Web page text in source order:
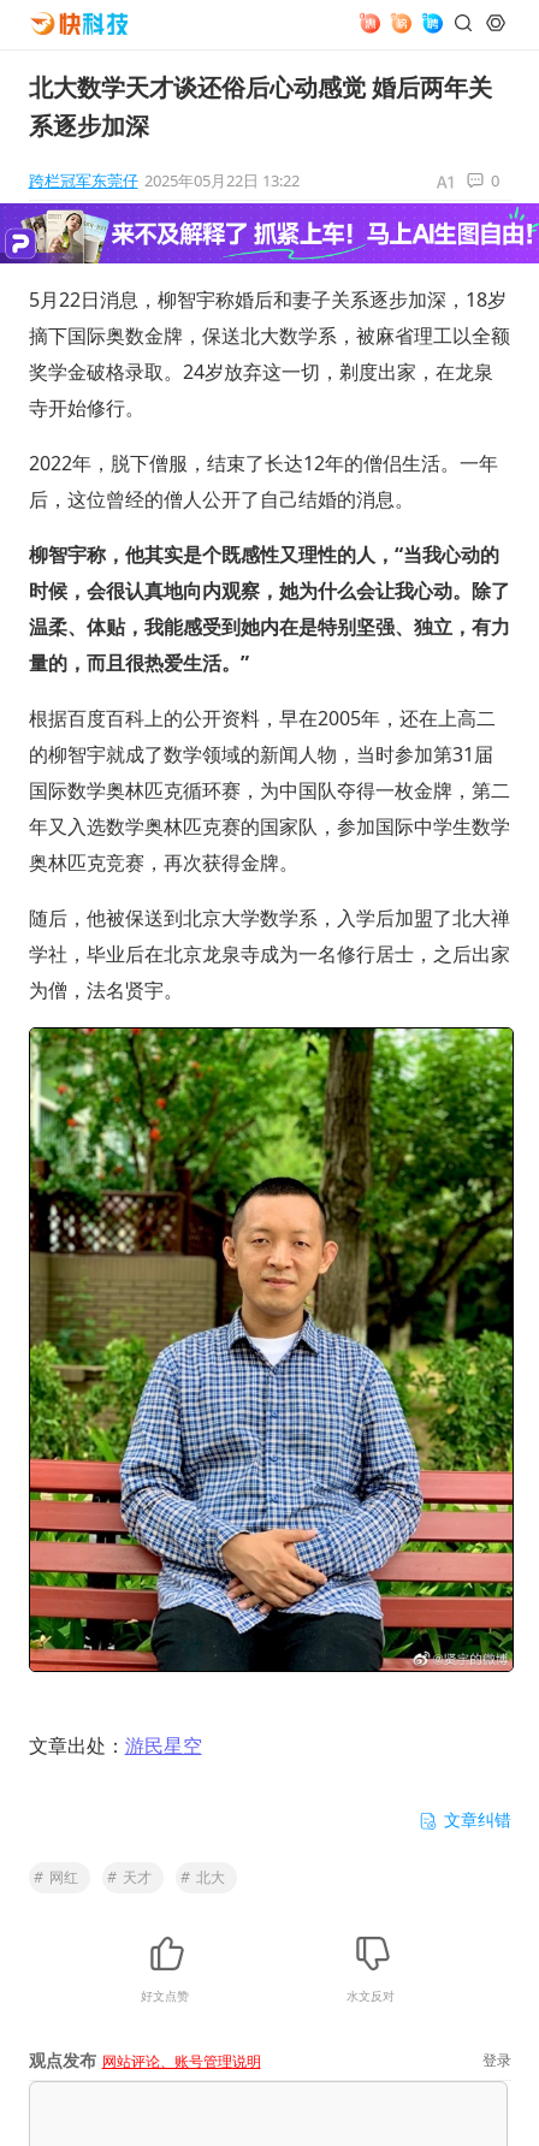
北大数学天才谈还俗后心动感觉 婚后两年关
系逐步加深
跨栏冠军东莞仔 2025年05月22日 13:22 0
5月22日消息，柳智宇称婚后和妻子关系逐步加深，18岁
摘下国际奥数金牌，保送北大数学系，被麻省理工以全额
奖学金破格录取。24岁放弃这一切，剃度出家，在龙泉
寺开始修行。
2022年，脱下僧服，结束了长达12年的僧侣生活。一年
后，这位曾经的僧人公开了自己结婚的消息。
柳智宇称，他其实是个既感性又理性的人，“当我心动的
时候，会很认真地向内观察，她为什么会让我心动。除了
温柔、体贴，我能感受到她内在是特别坚强、独立，有力
量的，而且很热爱生活。”
根据百度百科上的公开资料，早在2005年，还在上高二
的柳智宇就成了数学领域的新闻人物，当时参加第31届
国际数学奥林匹克循环赛，为中国队夺得一枚金牌，第二
年又入选数学奥林匹克赛的国家队，参加国际中学生数学
奥林匹克竞赛，再次获得金牌。
随后，他被保送到北京大学数学系，入学后加盟了北大禅
学社，毕业后在北京龙泉寺成为一名修行居士，之后出家
为僧，法名贤宇。
文章出处： 游民星空
文章纠错
# 网红 # 天才 # 北大
好文点赞 水文反对
观点发布 网站评论、账号管理说明 登录